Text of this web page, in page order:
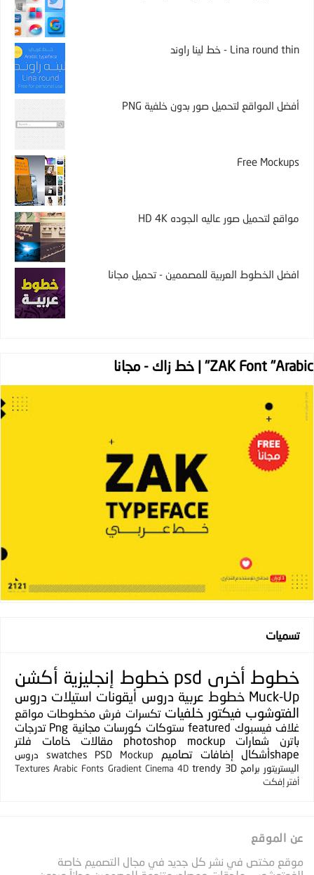
Lina round thin - خط لينا راوند
أفضل المواقع لتحميل صور بدون خلفية PNG
Free Mockups
مواقع لتحميل صور عاليه الجوده HD 4K
افضل الخطوط العربية للمصممين - تحميل مجانا
ZAK Font "Arabic" | خط زاك - مجانا
تسميات
خطوط أخرى psd خطوط إنجليزية أكشن
Muck-Up خطوط عربية دروس أيقونات استيلات دروس
الفتوشوب فيكتور خلفيات تكسرات فرش مخطوطات مواقع
غلاف فيسبوك featured ستوكات كورسات مجانية Png تدرجات
باترن
شعارات photoshop mockup مقالات خامات
فلتر
shapeأشكال
إضافات تصاميم PSD Mockup
swatches
دروس
اليستريتور برامج 3D
trendy
Cinema 4D
Gradient
Arabic Fonts
Textures
أفتر إفكت
عن الموقع
موقع مختص في نشر كل جديد في مجال التصميم خاصة